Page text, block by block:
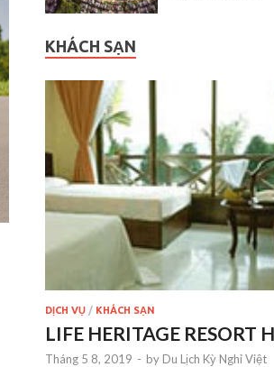
KHÁCH SẠN
DỊCH VỤ / KHÁCH SẠN
LIFE HERITAGE RESORT
Tháng 5 8, 2019 - by Du Lịch Kỳ Nghỉ Việt